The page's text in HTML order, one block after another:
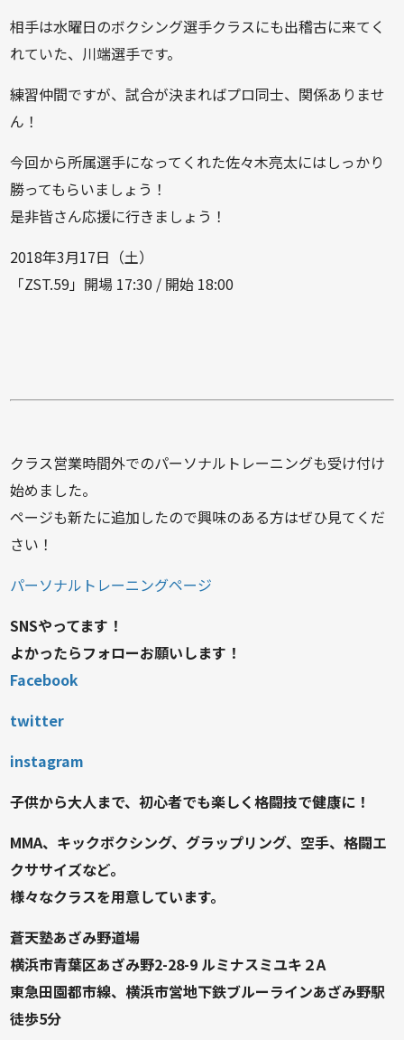
相手は水曜日のボクシング選手クラスにも出稽古に来てく
れていた、川端選手です。
練習仲間ですが、試合が決まればプロ同士、関係ありませ
ん！
今回から所属選手になってくれた佐々木亮太にはしっかり
勝ってもらいましょう！
是非皆さん応援に行きましょう！
2018年3月17日（土）
「ZST.59」開場 17:30 / 開始 18:00
クラス営業時間外でのパーソナルトレーニングも受け付け
始めました。
ページも新たに追加したので興味のある方はぜひ見てくだ
さい！
パーソナルトレーニングページ
SNSやってます！
よかったらフォローお願いします！
Facebook
twitter
instagram
子供から大人まで、初心者でも楽しく格闘技で健康に！
MMA、キックボクシング、グラップリング、空手、格闘エ
クササイズなど。
様々なクラスを用意しています。
蒼天塾あざみ野道場
横浜市青葉区あざみ野2-28-9 ルミナスミユキ２A
東急田園都市線、横浜市営地下鉄ブルーラインあざみ野駅
徒歩5分